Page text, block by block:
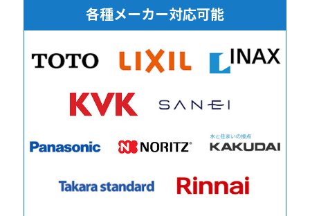
各種メーカー対応可能